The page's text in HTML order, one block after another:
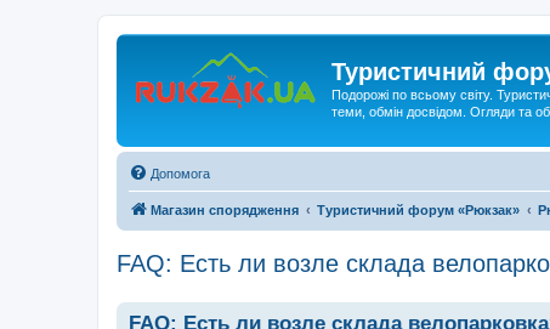
Туристичний
Подорожі по всьому світу.
теми, обмін досвідом. Огляди та
Допомога
Магазин спорядження Туристичний форум «Рюкзак»
FAQ: Есть ли возле склада
FAQ: Есть ли возле склада